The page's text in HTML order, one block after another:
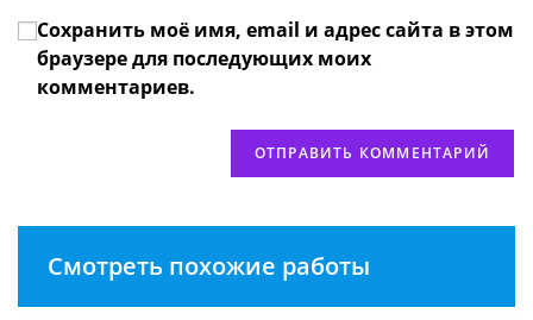
веб-
сайта
(необязательно)
Сохранить моё имя, email и адрес сайта в этом
браузере для последующих моих
комментариев.
Смотреть похожие работы